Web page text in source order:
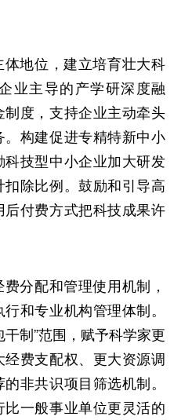
地位，建立培育壮大科
业主导的产学研深度融
度，支持企业主动牵头
构建促进专精特新中小
技型中小企业加大研发
除比例。鼓励和引导高
付费方式把科技成果许
分配和管理使用机制，
和专业机构管理体制。
制”范围，赋予科学家更
费支配权、更大资源调
非共识项目筛选机制。
一般事业单位更灵活的